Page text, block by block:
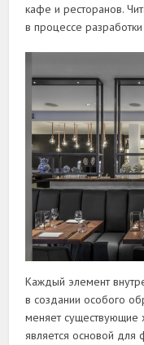
кафе и ресторанов.
в процессе
Каждый элемент
в создании особого
меняет существующие
является основой для